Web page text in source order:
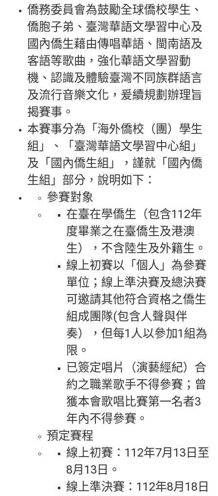
僑務委員會為鼓勵全球僑校學生、
僑胞子弟、臺灣華語文學習中心及
國內僑生藉由傳唱華語、閩南語及
客語等歌曲，強化華語文學習動
機、認識及體驗臺灣不同族群語言
及流行音樂文化，爰續規劃辦理旨
揭賽事。
本賽事分為「海外僑校（團）學生
組」、「臺灣華語文學習中心組」
及「國內僑生組」，謹就「國內僑
生組」部分，說明如下：
參賽對象
在臺在學僑生（包含112年
度畢業之在臺僑生及港澳
生），不含陸生及外籍生。
線上初賽以「個人」為參賽
單位；線上準決賽及總決賽
可邀請其他符合資格之僑生
組成團隊(包含人聲與伴
奏），但每1人以參加1組為
限。
已簽定唱片（演藝經紀）合
約之職業歌手不得參賽；曾
獲本會歌唱比賽第一名者3
年內不得參賽。
預定賽程
線上初賽：112年7月13日至
8月13日。
線上準決賽：112年8月18日